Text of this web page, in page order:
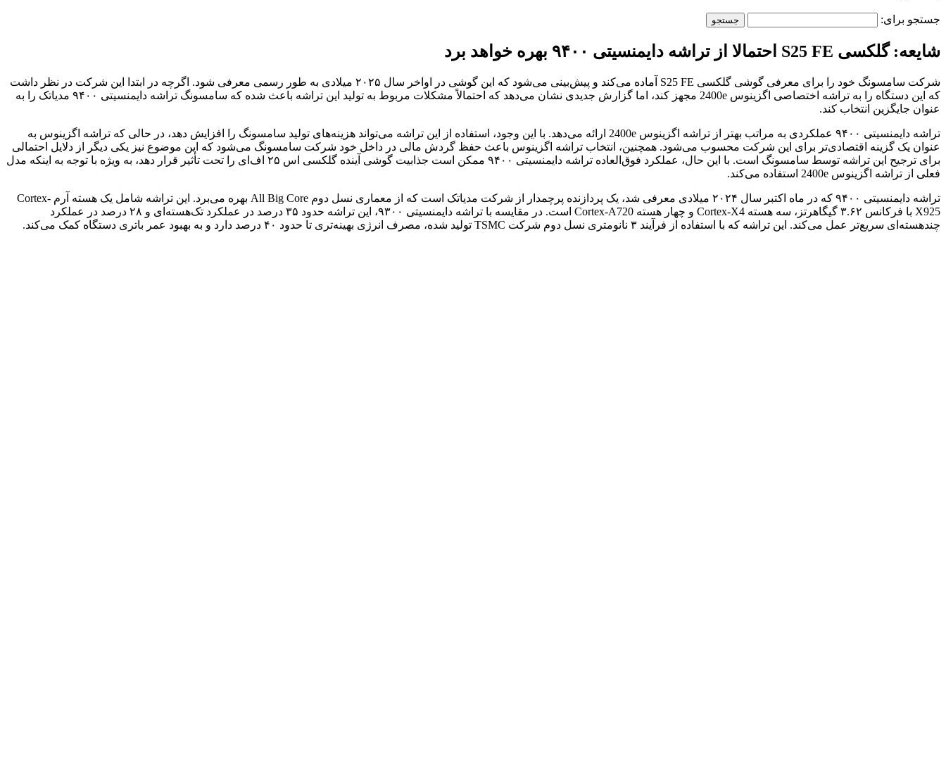
جستجو برای:
شایعه: گلکسی S25 FE احتمالا از تراشه دایمنسیتی ۹۴۰۰ بهره خواهد برد
شرکت سامسونگ خود را برای معرفی گوشی گلکسی S25 FE آماده می‌کند و پیش‌بینی می‌شود که این گوشی در اواخر سال ۲۰۲۵ میلادی به طور رسمی معرفی شود. اگرچه در ابتدا این شرکت در نظر داشت
که این دستگاه را به تراشه اختصاصی اگزینوس 2400e مجهز کند، اما گزارش جدیدی نشان می‌دهد که احتمالاً مشکلات مربوط به تولید این تراشه باعث شده که سامسونگ تراشه دایمنسیتی ۹۴۰۰ مدیاتک را به
عنوان جایگزین انتخاب کند.
تراشه دایمنسیتی ۹۴۰۰ عملکردی به مراتب بهتر از تراشه اگزینوس 2400e ارائه می‌دهد. با این وجود، استفاده از این تراشه می‌تواند هزینه‌های تولید سامسونگ را افزایش دهد، در حالی که تراشه اگزینوس به
عنوان یک گزینه اقتصادی‌تر برای این شرکت محسوب می‌شود. همچنین، انتخاب تراشه اگزینوس باعث حفظ گردش مالی در داخل خود شرکت سامسونگ می‌شود که این موضوع نیز یکی دیگر از دلایل احتمالی
برای ترجیح این تراشه توسط سامسونگ است. با این حال، عملکرد فوق‌العاده تراشه دایمنسیتی ۹۴۰۰ ممکن است جذابیت گوشی آینده گلکسی اس ۲۵ اف‌ای را تحت تأثیر قرار دهد، به ویژه با توجه به اینکه مدل
فعلی از تراشه اگزینوس 2400e استفاده می‌کند.
تراشه دایمنسیتی ۹۴۰۰ که در ماه اکتبر سال ۲۰۲۴ میلادی معرفی شد، یک پردازنده پرچمدار از شرکت مدیاتک است که از معماری نسل دوم All Big Core بهره می‌برد. این تراشه شامل یک هسته آرم Cortex-
X925 با فرکانس ۳.۶۲ گیگاهرتز، سه هسته Cortex-X4 و چهار هسته Cortex-A720 است. در مقایسه با تراشه دایمنسیتی ۹۳۰۰، این تراشه حدود ۳۵ درصد در عملکرد تک‌هسته‌ای و ۲۸ درصد در عملکرد
چند‌هسته‌ای سریع‌تر عمل می‌کند. این تراشه که با استفاده از فرآیند ۳ نانومتری نسل دوم شرکت TSMC تولید شده، مصرف انرژی بهینه‌تری تا حدود ۴۰ درصد دارد و به بهبود عمر باتری دستگاه کمک می‌کند.